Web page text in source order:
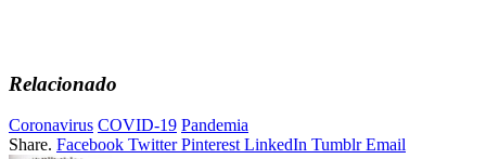
Relacionado
Coronavirus COVID-19 Pandemia
Share. Facebook Twitter Pinterest LinkedIn Tumblr Email